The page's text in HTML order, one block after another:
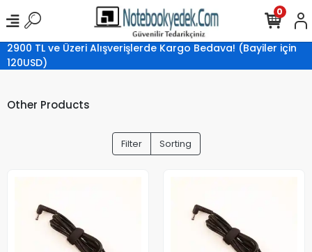
2900 TL ve Üzeri Alışverişlerde Kargo Bedava! (Bayiler için
120USD)
0
Other Products
Filter Sorting